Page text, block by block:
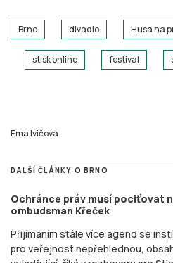
Brno divadlo Husa na
stisk online festival
Ema Ivičová
DALŠÍ ČLÁNKY O BRNO
Ochránce práv musí pociťovat
ombudsman Křeček
Přijímáním stále více agend se
pro veřejnost nepřehlednou,